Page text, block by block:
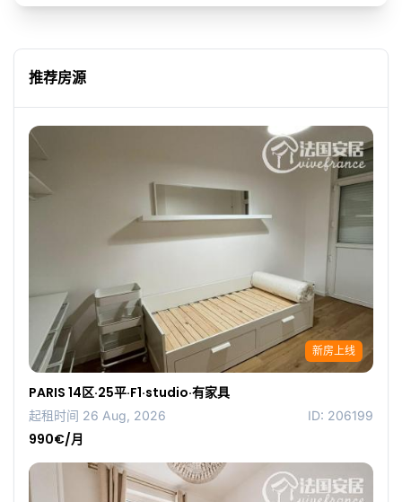
推荐房源
新房上线
PARIS 14区·25平·F1·studio·有家具
起租时间 26 Aug, 2026 ID: 206199
990€/月